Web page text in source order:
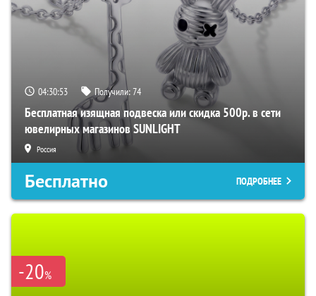
04:30:52 Получили:74
Бесплатная изящная подвеска или скидка 500р. в сети
ювелирных магазинов SUNLIGHT
Россия
Бесплатно ПОДРОБНЕЕ
-20%